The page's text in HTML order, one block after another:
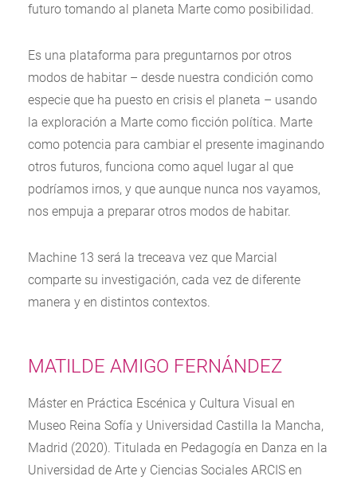
futuro tomando al planeta Marte como posibilidad.
Es una plataforma para preguntarnos por otros
modos de habitar – desde nuestra condición como
especie que ha puesto en crisis el planeta – usando
la exploración a Marte como ficción política. Marte
como potencia para cambiar el presente imaginando
otros futuros, funciona como aquel lugar al que
podríamos irnos, y que aunque nunca nos vayamos,
nos empuja a preparar otros modos de habitar.
Machine 13 será la treceava vez que Marcial
comparte su investigación, cada vez de diferente
manera y en distintos contextos.
MATILDE AMIGO FERNÁNDEZ
Máster en Práctica Escénica y Cultura Visual en
Museo Reina Sofía y Universidad Castilla la Mancha,
Madrid (2020). Titulada en Pedagogía en Danza en la
Universidad de Arte y Ciencias Sociales ARCIS en